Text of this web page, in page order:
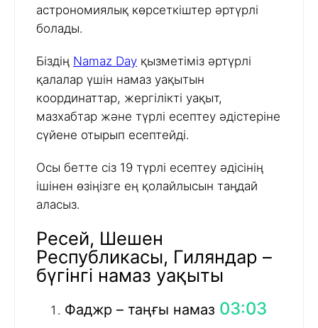
астрономиялық көрсеткіштер әртүрлі
болады.
Біздің Namaz Day қызметіміз әртүрлі
қалалар үшін намаз уақытын
координаттар, жергілікті уақыт,
мазхабтар және түрлі есептеу әдістеріне
сүйене отырып есептейді.
Осы бетте сіз 19 түрлі есептеу әдісінің
ішінен өзіңізге ең қолайлысын таңдай
аласыз.
Ресей, Шешен
Республикасы, Гиляндар –
бүгінгі намаз уақыты
Фаджр – таңғы намаз 03:03